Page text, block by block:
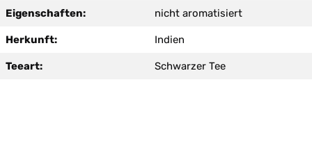
Eigenschaften: nicht aromatisiert
Herkunft: Indien
Teeart: Schwarzer Tee